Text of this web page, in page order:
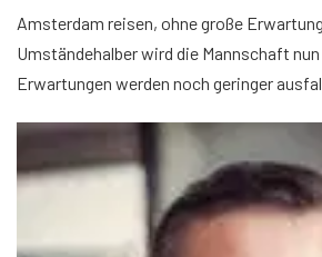
Amsterdam reisen, ohne große
Umständehalber wird die Mannschaft
Erwartungen werden noch geringer